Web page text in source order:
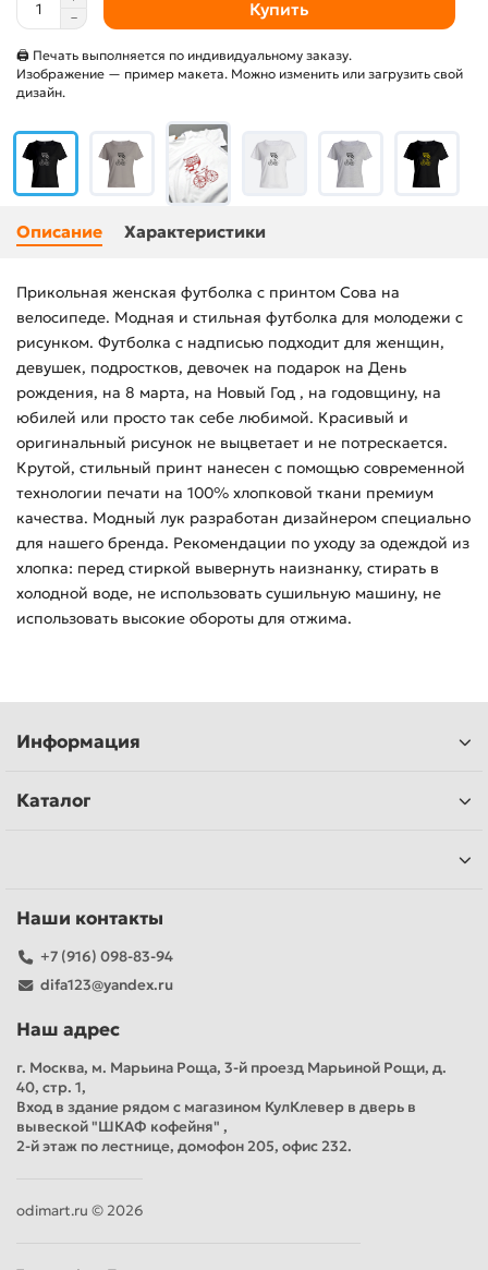
Купить
🖨 Печать выполняется по индивидуальному заказу.
Изображение — пример макета. Можно изменить или загрузить свой
дизайн.
Описание Характеристики
Прикольная женская футболка с принтом Сова на
велосипеде. Модная и стильная футболка для молодежи с
рисунком. Футболка с надписью подходит для женщин,
девушек, подростков, девочек на подарок на День
рождения, на 8 марта, на Новый Год , на годовщину, на
юбилей или просто так себе любимой. Красивый и
оригинальный рисунок не выцветает и не потрескается.
Крутой, стильный принт нанесен с помощью современной
технологии печати на 100% хлопковой ткани премиум
качества. Модный лук разработан дизайнером специально
для нашего бренда. Рекомендации по уходу за одеждой из
хлопка: перед стиркой вывернуть наизнанку, стирать в
холодной воде, не использовать сушильную машину, не
использовать высокие обороты для отжима.
Информация
Каталог
Наши контакты
+7 (916) 098-83-94
difa123@yandex.ru
Наш адрес
г. Москва, м. Марьина Роща, 3-й проезд Марьиной Рощи, д.
40, стр. 1,
Вход в здание рядом с магазином КулКлевер в дверь в
вывеской "ШКАФ кофейня" ,
2-й этаж по лестнице, домофон 205, офис 232.
odimart.ru © 2026